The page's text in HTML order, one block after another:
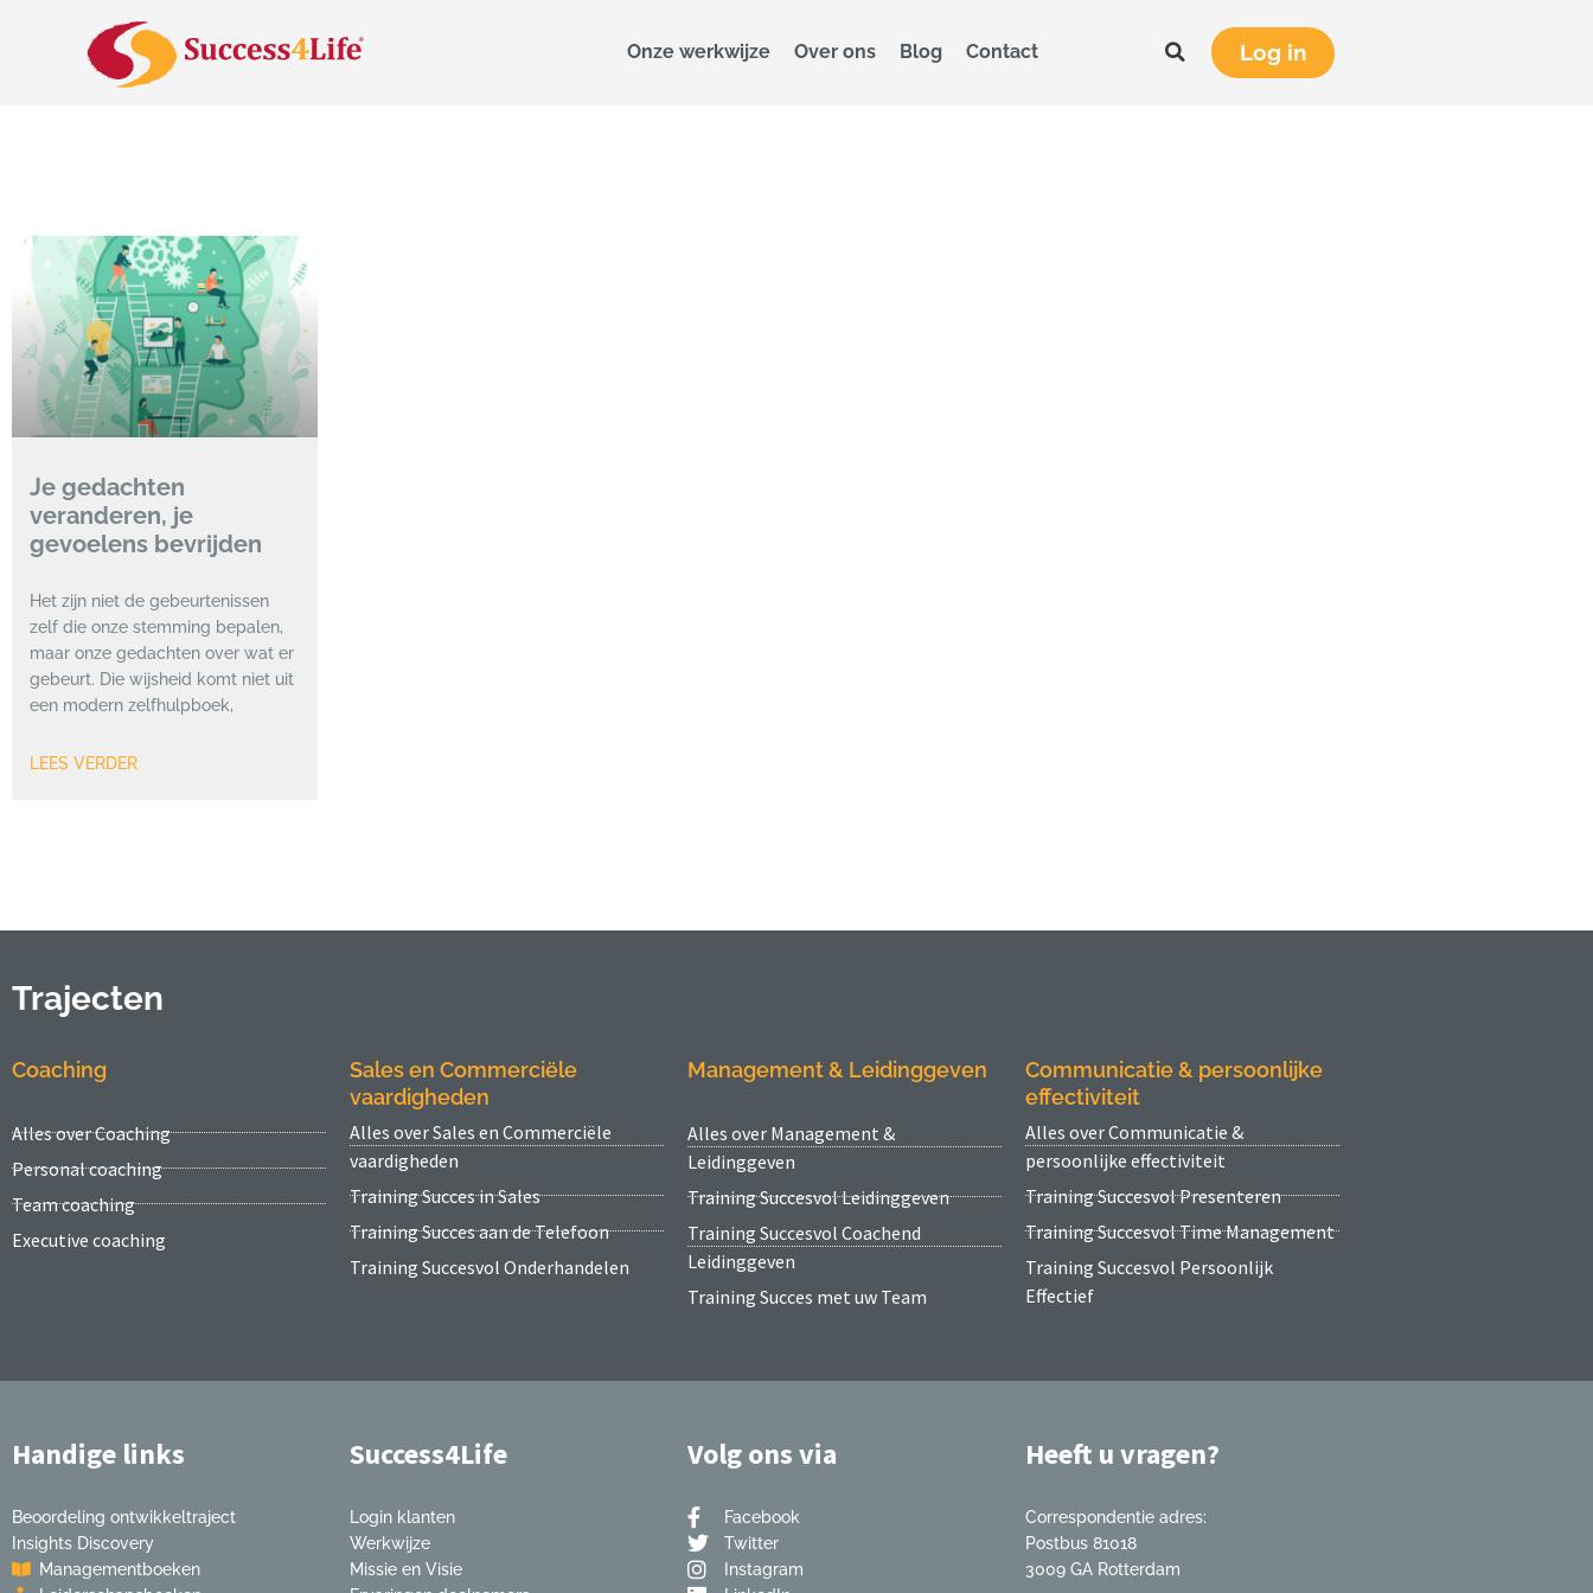
Onze werkwijze Over ons Blog Contact Log in
Je gedachten
veranderen, je
gevoelens bevrijden
Het zijn niet de gebeurtenissen
zelf die onze stemming bepalen,
maar onze gedachten over wat er
gebeurt. Die wijsheid komt niet uit
een modern zelfhulpboek,
LEES VERDER
Trajecten
Coaching
Alles over Coaching
Personal coaching
Team coaching
Executive coaching
Sales en Commerciële
vaardigheden
Alles over Sales en Commerciële
vaardigheden
Training Succes in Sales
Training Succes aan de Telefoon
Training Succesvol Onderhandelen
Management & Leidinggeven
Alles over Management &
Leidinggeven
Training Succesvol Leidinggeven
Training Succesvol Coachend
Leidinggeven
Training Succes met uw Team
Communicatie & persoonlijke
effectiviteit
Alles over Communicatie &
persoonlijke effectiviteit
Training Succesvol Presenteren
Training Succesvol Time Management
Training Succesvol Persoonlijk
Effectief
Handige links
Beoordeling ontwikkeltraject
Insights Discovery
Managementboeken
Success4Life
Login klanten
Werkwijze
Missie en Visie
Volg ons via
Facebook
Twitter
Instagram
Heeft u vragen?
Correspondentie adres:
Postbus 81018
3009 GA Rotterdam